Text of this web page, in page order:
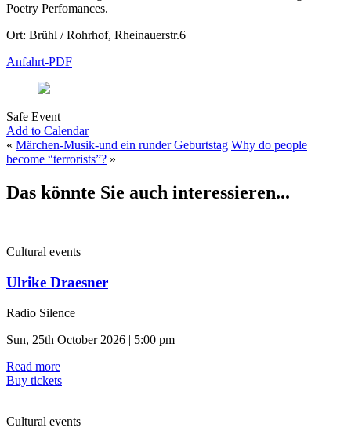
Poetry Perfomances.
Ort: Brühl / Rohrhof, Rheinauerstr.6
Anfahrt-PDF
Safe Event
Add to Calendar
« Märchen-Musik-und ein runder Geburtstag Why do people
become “terrorists”? »
Das könnte Sie auch interessieren...
Cultural events
Ulrike Draesner
Radio Silence
Sun, 25th October 2026 | 5:00 pm
Read more
Buy tickets
Cultural events